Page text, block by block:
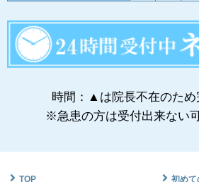
時間：▲は院長不在
※急患の方は受付出来ない
TOP 初めて